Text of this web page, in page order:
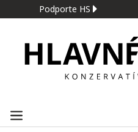
Podporte HS